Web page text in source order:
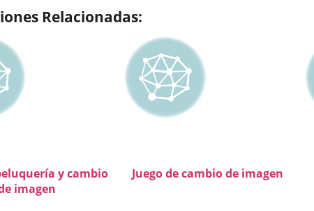
Relacionadas:
y cambio
imagen
Juego de cambio de imagen